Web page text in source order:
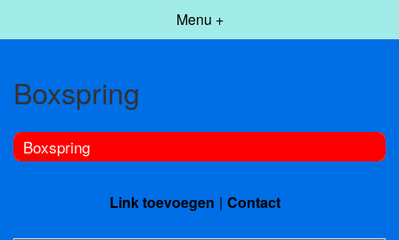
Menu +
Boxspring
Boxspring
Link toevoegen Contact